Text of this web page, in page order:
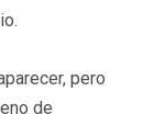
pero
de